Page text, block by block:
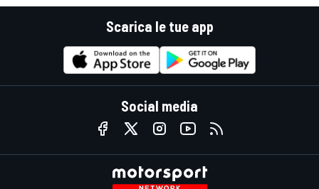
Scarica le tue app
Social media